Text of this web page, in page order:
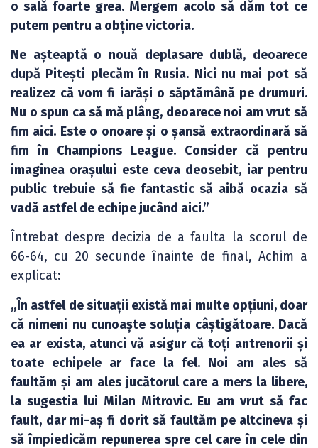
o sală foarte grea. Mergem acolo să dăm tot ce
putem pentru a obține victoria.
Ne așteaptă o nouă deplasare dublă, deoarece
după Pitești plecăm în Rusia. Nici nu mai pot să
realizez că vom fi iarăși o săptămână pe drumuri.
Nu o spun ca să mă plâng, deoarece noi am vrut să
fim aici. Este o onoare și o șansă extraordinară să
fim în Champions League. Consider că pentru
imaginea orașului este ceva deosebit, iar pentru
public trebuie să fie fantastic să aibă ocazia să
vadă astfel de echipe jucând aici.”
Întrebat despre decizia de a faulta la scorul de
66-64, cu 20 secunde înainte de final, Achim a
explicat:
„În astfel de situații există mai multe opțiuni, doar
că nimeni nu cunoaște soluția câștigătoare. Dacă
ea ar exista, atunci vă asigur că toți antrenorii și
toate echipele ar face la fel. Noi am ales să
faultăm și am ales jucătorul care a mers la libere,
la sugestia lui Milan Mitrovic. Eu am vrut să fac
fault, dar mi-aș fi dorit să faultăm pe altcineva și
să împiedicăm repunerea spre cel care în cele din